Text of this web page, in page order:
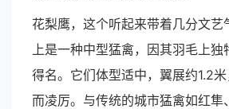
花梨鹰，这个听起来带着几分文艺
上是一种中型猛禽，因其羽毛上独
得名。它们体型适中，翼展约1.2
而凌厉。与传统的城市猛禽如红隼